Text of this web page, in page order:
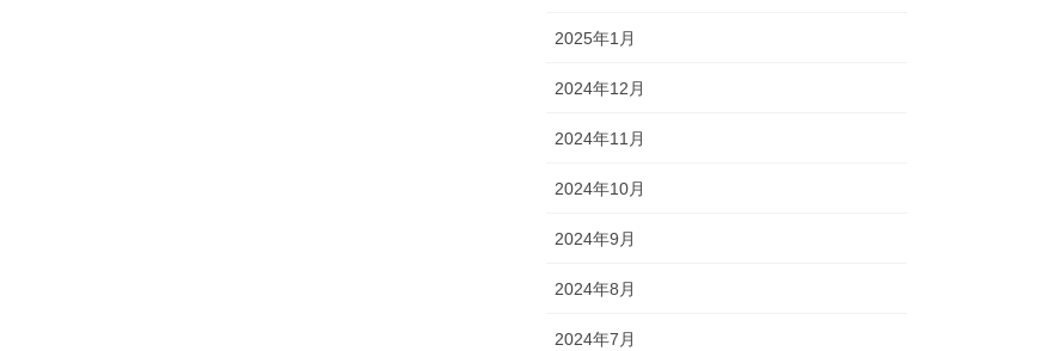
2025年1月
2024年12月
2024年11月
2024年10月
2024年9月
2024年8月
2024年7月